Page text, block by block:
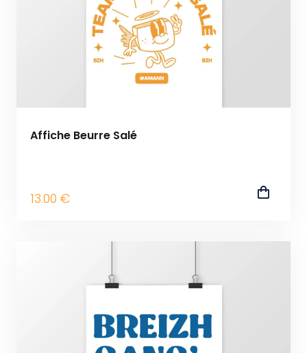
Affiche Beurre Salé
13.00 €